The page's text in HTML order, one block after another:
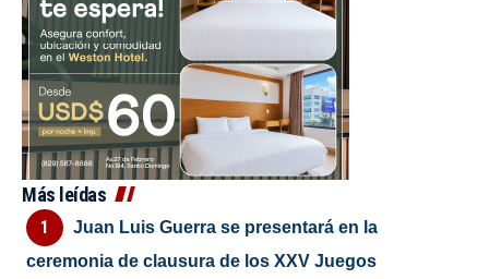
Más leídas
Juan Luis Guerra se presentará en la
ceremonia de clausura de los XXV Juegos